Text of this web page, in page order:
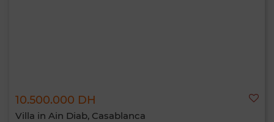
10.500.000 DH
Villa in Ain Diab, Casablanca